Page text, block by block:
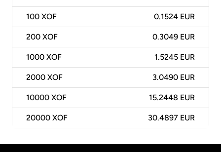
100 XOF 0.1524 EUR
200 XOF 0.3049 EUR
1000 XOF 1.5245 EUR
2000 XOF 3.0490 EUR
10000 XOF 15.2448 EUR
20000 XOF 30.4897 EUR